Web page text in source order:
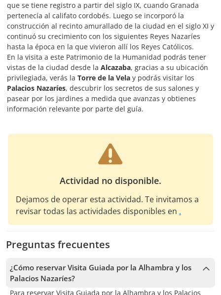
que se tiene registro a partir del siglo IX, cuando Granada
pertenecía al califato cordobés. Luego se incorporó la
construcción al recinto amurallado de la ciudad en el siglo XI y
continuó su crecimiento con los siguientes Reyes Nazaríes
hasta la época en la que vivieron allí los Reyes Católicos.
En la visita a este Patrimonio de la Humanidad podrás tener
vistas de la ciudad desde la Alcazaba, gracias a su ubicación
privilegiada, verás la Torre de la Vela y podrás visitar los
Palacios Nazaríes, descubrir los secretos de sus salones y
pasear por los jardines a medida que avanzas y obtienes
información relevante por parte del guía.
Actividad no disponible.
Dejamos de operar esta actividad. Te invitamos a
revisar todas las actividades disponibles en .
Preguntas frecuentes
¿Cómo reservar Visita Guiada por la Alhambra y los
Palacios Nazaríes?
Para reservar Visita Guiada por la Alhambra y los Palacios